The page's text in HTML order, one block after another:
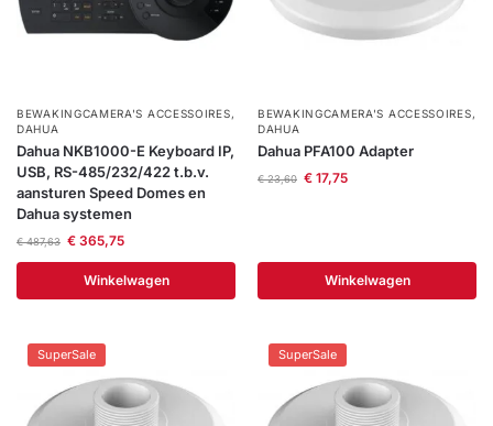
BEWAKINGCAMERA'S ACCESSOIRES,
DAHUA
Dahua NKB1000-E Keyboard IP,
USB, RS-485/232/422 t.b.v.
aansturen Speed Domes en
Dahua systemen
€487,63 €365,75
Winkelwagen
BEWAKINGCAMERA'S ACCESSOIRES,
DAHUA
Dahua PFA100 Adapter
€23,60 €17,75
Winkelwagen
SuperSale SuperSale